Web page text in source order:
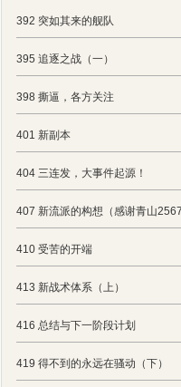
392 突如其来的舰队
395 追逐之战（一）
398 撕逼，各方关注
401 新副本
404 三连发，大事件起源！
407 新流派的构想（感谢青山
410 受苦的开端
413 新战术体系（上）
416 总结与下一阶段计划
419 得不到的永远在骚动（下）